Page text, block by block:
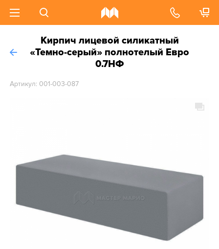
Кирпич лицевой силикатный
«Темно-серый» полнотелый Евро
0.7НФ
Артикул: 001-003-087